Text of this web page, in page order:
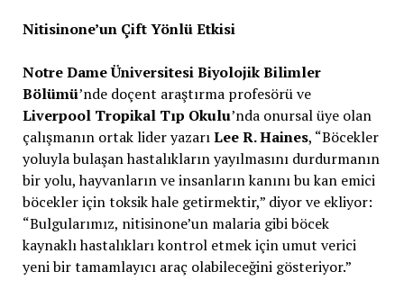
Nitisinone’un Çift Yönlü Etkisi
Notre Dame Üniversitesi Biyolojik Bilimler
Bölümü’nde doçent araştırma profesörü ve
Liverpool Tropikal Tıp Okulu’nda onursal üye olan
çalışmanın ortak lider yazarıLee R. Haines, “Böcekler
yoluyla bulaşan hastalıkların yayılmasını durdurmanın
bir yolu, hayvanların ve insanların kanını bu kan emici
böcekler için toksik hale getirmektir,” diyor ve ekliyor:
“Bulgularımız, nitisinone’un malaria gibi böcek
kaynaklı hastalıkları kontrol etmek için umut verici
yeni bir tamamlayıcı araç olabileceğini gösteriyor.”